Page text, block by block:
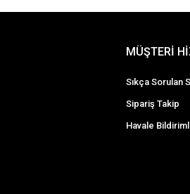
MÜŞTERİ
Sıkça Sorulan
Sipariş Takip
Havale